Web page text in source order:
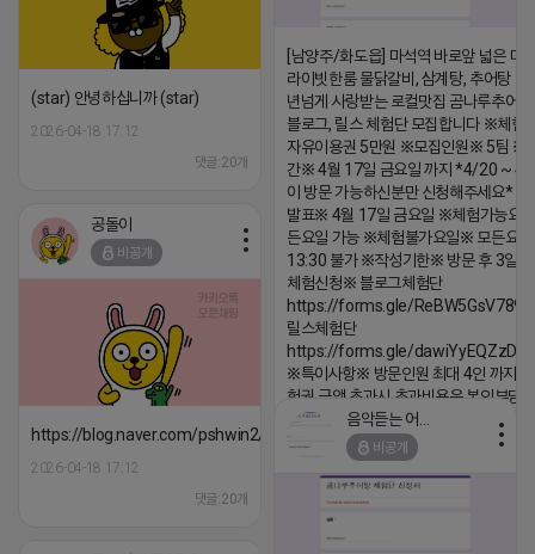
[남양주/화도읍] 마석역 바로앞 넓은 매
라이빗한룸 물닭갈비, 삼계탕, 추어탕 맛
년넘게 사랑받는 로컬맛집 곰나루추어
블로그, 릴스 체험단 모집합니다 ※체험
자유이용권 5만원 ※모집인원※ 5팀 ※
간※ 4월 17일 금요일 까지 *4/20 ~ 4/
이 방문 가능하신분만 신청해주세요* ※
발표※ 4월 17일 금요일 ※체험가능요
든요일 가능 ※체험불가요일※ 모든요
13:30 불가 ※작성기한※ 방문 후 3일
체험신청※ 블로그체험단
https://forms.gle/
릴스체험단
https://forms.gle/
※특이사항※ 방문인원 최대 4인 까지
험권 금액 초과시 초과비용은 본인부담
2026-04-18 17:13
(star) 안녕하십니까 (star)
2026-04-18 17:12
댓글:20개
공돌이
비공개
https://blog.naver.com/pshwin2/224023970047
2026-04-18 17:12
댓글:20개
비공개